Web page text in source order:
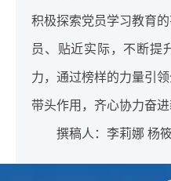
积极探索党员学习教育
员、贴近实际，不断提
力，通过榜样的力量引
带头作用，齐心协力奋进
撰稿人：李莉娜 杨